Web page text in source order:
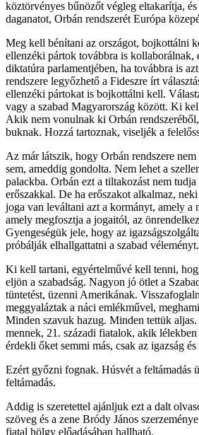
köztörvényes bűnözőt végleg eltakarítja,
daganatot, Orbán rendszerét Európa
Meg kell bénítani az országot, bojkottálni
ellenzéki pártok továbbra is kollaborálnak,
diktatúra parlamentjében, ha továbbra is
rendszere legyőzhető a Fideszre írt
ellenzéki pártokat is bojkottálni kell.
vagy a szabad Magyarország között. Ki
Akik nem vonulnak ki Orbán
buknak. Hozzá tartoznak, viseljék a
Az már látszik, hogy Orbán rendszere
sem, ameddig gondolta. Nem lehet a
palackba. Orbán ezt a tiltakozást nem
erőszakkal. De ha erőszakot alkalmaz,
joga van leváltani azt a kormányt, amely a
amely megfosztja a jogaitól, az
Gyengeségük jele, hogy az
próbálják elhallgattatni a szabad véleményt.
Ki kell tartani, egyértelművé kell tenni,
eljön a szabadság. Nagyon jó ötlet a
tüntetést, üzenni Amerikának.
meggyaláztak a náci emlékművel,
Minden szavuk hazug. Minden tettük
mennek, 21. századi fiatalok, akik lélekben
érdekli őket semmi más, csak az igazság és
Ezért győzni fognak. Húsvét a feltámadás
feltámadás.
Addig is szeretettel ajánljuk ezt a dalt
szöveg és a zene Bródy János
fiatal hölgy előadásában hallható.